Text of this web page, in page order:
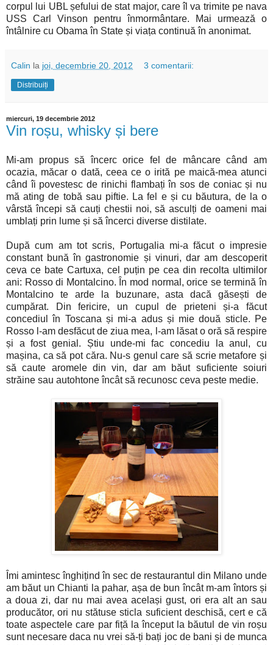
corpul lui UBL șefului de stat major, care îl va trimite pe nava
USS Carl Vinson pentru înmormântare. Mai urmează o
întâlnire cu Obama în State și viața continuă în anonimat.
Calin la joi, decembrie 20, 2012 3 comentarii:
Distribuiți
miercuri, 19 decembrie 2012
Vin roșu, whisky și bere
Mi-am propus să încerc orice fel de mâncare când am
ocazia, măcar o dată, ceea ce o irită pe maică-mea atunci
când îi povestesc de rinichi flambați în sos de coniac și nu
mă ating de tobă sau piftie. La fel e și cu băutura, de la o
vârstă începi să cauți chestii noi, să asculți de oameni mai
umblați prin lume și să încerci diverse distilate.
După cum am tot scris, Portugalia mi-a făcut o impresie
constant bună în gastronomie și vinuri, dar am descoperit
ceva ce bate Cartuxa, cel puțin pe cea din recolta ultimilor
ani: Rosso di Montalcino. În mod normal, orice se termină în
Montalcino te arde la buzunare, asta dacă găsești de
cumpărat. Din fericire, un cupul de prieteni și-a făcut
concediul în Toscana și mi-a adus și mie două sticle. Pe
Rosso l-am desfăcut de ziua mea, l-am lăsat o oră să respire
și a fost genial. Știu unde-mi fac concediu la anul, cu
mașina, ca să pot căra. Nu-s genul care să scrie metafore și
să caute aromele din vin, dar am băut suficiente soiuri
străine sau autohtone încât să recunosc ceva peste medie.
Îmi amintesc înghițind în sec de restaurantul din Milano unde
am băut un Chianti la pahar, așa de bun încât m-am întors și
a doua zi, dar nu mai avea același gust, ori era alt an sau
producător, ori nu stătuse sticla suficient deschisă, cert e că
toate aspectele care par fiță la început la băutul de vin roșu
sunt necesare daca nu vrei să-ți bați joc de bani și de munca